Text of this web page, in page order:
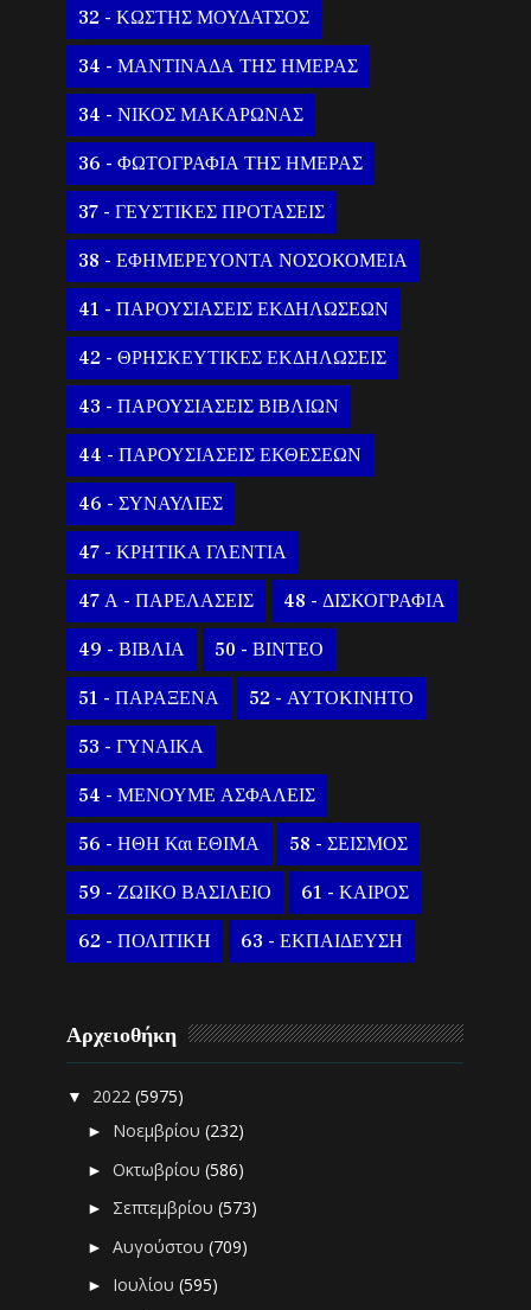
32 - ΚΩΣΤΗΣ ΜΟΥΔΑΤΣΟΣ
34 - ΜΑΝΤΙΝΑΔΑ ΤΗΣ ΗΜΕΡΑΣ
34 - ΝΙΚΟΣ ΜΑΚΑΡΩΝΑΣ
36 - ΦΩΤΟΓΡΑΦΙΑ ΤΗΣ ΗΜΕΡΑΣ
37 - ΓΕΥΣΤΙΚΕΣ ΠΡΟΤΑΣΕΙΣ
38 - ΕΦΗΜΕΡΕΥΟΝΤΑ ΝΟΣΟΚΟΜΕΙΑ
41 - ΠΑΡΟΥΣΙΑΣΕΙΣ ΕΚΔΗΛΩΣΕΩΝ
42 - ΘΡΗΣΚΕΥΤΙΚΕΣ ΕΚΔΗΛΩΣΕΙΣ
43 - ΠΑΡΟΥΣΙΑΣΕΙΣ ΒΙΒΛΙΩΝ
44 - ΠΑΡΟΥΣΙΑΣΕΙΣ ΕΚΘΕΣΕΩΝ
46 - ΣΥΝΑΥΛΙΕΣ
47 - ΚΡΗΤΙΚΑ ΓΛΕΝΤΙΑ
47 Α - ΠΑΡΕΛΑΣΕΙΣ 48 - ΔΙΣΚΟΓΡΑΦΙΑ
49 - ΒΙΒΛΙΑ 50 - ΒΙΝΤΕΟ
51 - ΠΑΡΑΞΕΝΑ 52 - ΑΥΤΟΚΙΝΗΤΟ
53 - ΓΥΝΑΙΚΑ
54 - ΜΕΝΟΥΜΕ ΑΣΦΑΛΕΙΣ
56 - ΗΘΗ Και ΕΘΙΜΑ 58 - ΣΕΙΣΜΟΣ
59 - ΖΩΙΚΟ ΒΑΣΙΛΕΙΟ 61 - ΚΑΙΡΟΣ
62 - ΠΟΛΙΤΙΚΗ 63 - ΕΚΠΑΙΔΕΥΣΗ
Αρχειοθήκη
▼ 2022(5975)
► Νοεμβρίου(232)
►Οκτωβρίου(586)
► Σεπτεμβρίου(573)
►Αυγούστου(709)
► Ιουλίου(595)